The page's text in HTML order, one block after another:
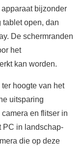
bijzonder
open, dan
De schermranden
het
kan worden.
hoogte van het
uitsparing
en flitser in
PC in landschap-
die op deze